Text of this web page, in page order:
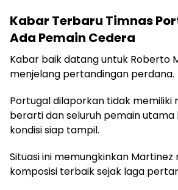
Kabar Terbaru Timnas
Ada Pemain Cedera
Kabar baik datang untuk Roberto
menjelang pertandingan perdana.
Portugal dilaporkan tidak memiliki
berarti dan seluruh pemain
kondisi siap tampil.
Situasi ini memungkinkan
komposisi terbaik sejak laga